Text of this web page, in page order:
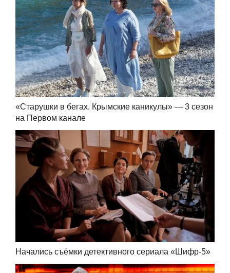
«Старушки в бегах. Крымские каникулы» — 3 сезон
на Первом канале
Начались съёмки детективного сериала «Шифр-5»